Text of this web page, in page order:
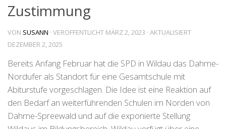
Zustimmung
VON SUSANN · VERÖFFENTLICHT MÄRZ 2, 2023 · AKTUALISIERT
DEZEMBER 2, 2025
Bereits Anfang Februar hat die SPD in Wildau das Dahme-
Nordufer als Standort für eine Gesamtschule mit
Abiturstufe vorgeschlagen. Die Idee ist eine Reaktion auf
den Bedarf an weiterführenden Schulen im Norden von
Dahme-Spreewald und auf die exponierte Stellung